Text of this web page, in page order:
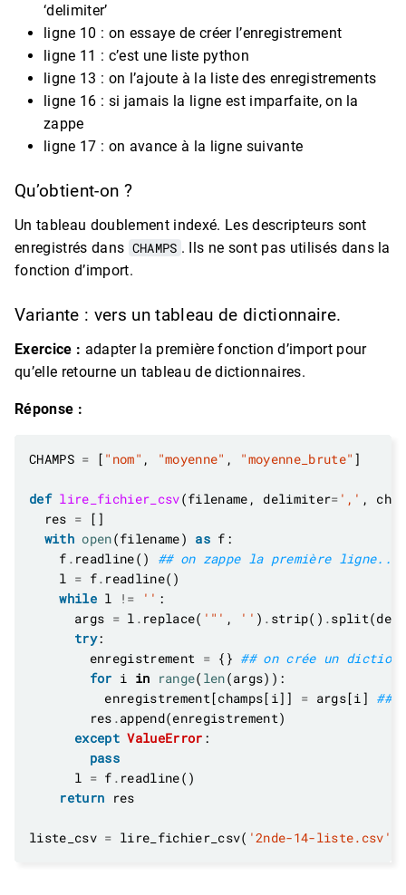
‘delimiter’
ligne 10 : on essaye de créer l’enregistrement
ligne 11 : c’est une liste python
ligne 13 : on l’ajoute à la liste des enregistrements
ligne 16 : si jamais la ligne est imparfaite, on la
zappe
ligne 17 : on avance à la ligne suivante
Qu’obtient-on ?
Un tableau doublement indexé. Les descripteurs sont
enregistrés dans CHAMPS . Ils ne sont pas utilisés dans la
fonction d’import.
Variante : vers un tableau de dictionnaire.
Exercice : adapter la première fonction d’import pour
qu’elle retourne un tableau de dictionnaires.
Réponse :
CHAMPS = [ "nom" , "moyenne" , "moyenne_brute"
def lire_fichier_csv(filename, delimiter= ',' ,
  res
=
with open(filename) as
    f
. readline() ## on zappe la première ligne...
    l
= f.
while l != ''
      args
= l . replace( '"' , '' ) . strip() .
try
        enregistrement
= {} ## on crée un
for i in range( len
          enregistrement[champs[i]]
= args[i] ##
        res
.
except ValueError
pass
      l
= f .
return
liste_csv = lire_fichier_csv( '2nde-14-liste.csv'